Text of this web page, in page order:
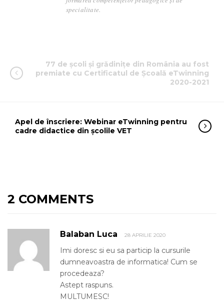
specialitate.
77 de școli și grădinițe din România au fost
premiate cu Certificatul de Școală eTwinning
2020-2021
Apel de înscriere: Webinar eTwinning pentru
cadre didactice din școlile VET
2 COMMENTS
Balaban Luca 28 APRILIE 2020
Imi doresc si eu sa particip la cursurile
dumneavoastra de informatica! Cum se
procedeaza?
Astept raspuns.
MULTUMESC!